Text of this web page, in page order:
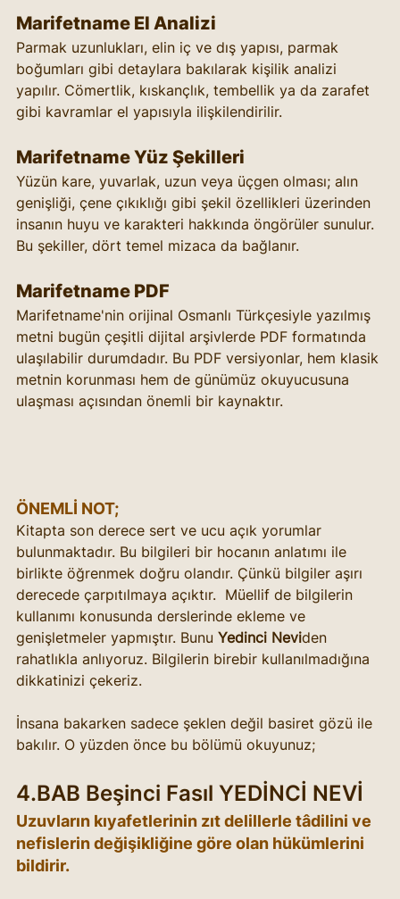
Marifetname El Analizi
Parmak uzunlukları, elin iç ve dış yapısı, parmak
boğumları gibi detaylara bakılarak kişilik analizi
yapılır. Cömertlik, kıskançlık, tembellik ya da zarafet
gibi kavramlar el yapısıyla ilişkilendirilir.
Marifetname Yüz Şekilleri
Yüzün kare, yuvarlak, uzun veya üçgen olması; alın
genişliği, çene çıkıklığı gibi şekil özellikleri üzerinden
insanın huyu ve karakteri hakkında öngörüler sunulur.
Bu şekiller, dört temel mizaca da bağlanır.
Marifetname PDF
Marifetname'nin orijinal Osmanlı Türkçesiyle yazılmış
metni bugün çeşitli dijital arşivlerde PDF formatında
ulaşılabilir durumdadır. Bu PDF versiyonlar, hem klasik
metnin korunması hem de günümüz okuyucusuna
ulaşması açısından önemli bir kaynaktır.
ÖNEMLİ NOT;
Kitapta son derece sert ve ucu açık yorumlar
bulunmaktadır. Bu bilgileri bir hocanın anlatımı ile
birlikte öğrenmek doğru olandır. Çünkü bilgiler aşırı
derecede çarpıtılmaya açıktır.  Müellif de bilgilerin
kullanımı konusunda derslerinde ekleme ve
genişletmeler yapmıştır. Bunu Yedinci Neviden
rahatlıkla anlıyoruz. Bilgilerin birebir kullanılmadığına
dikkatinizi çekeriz.
İnsana bakarken sadece şeklen değil basiret gözü ile
bakılır. O yüzden önce bu bölümü okuyunuz;
4.BAB Beşinci Fasıl YEDİNCİ NEVİ
Uzuvların kıyafetlerinin zıt delillerle tâdilini ve
nefislerin değişikliğine göre olan hükümlerini
bildirir.